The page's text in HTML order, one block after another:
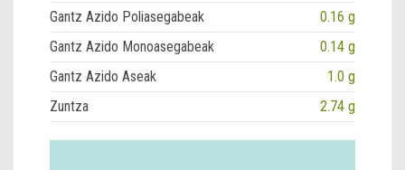
Gantz Azido Poliasegabeak
0.16 g
Gantz Azido Monoasegabeak
0.14 g
Gantz Azido Aseak
1.0 g
Zuntza
2.74 g